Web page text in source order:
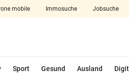
mobile Immosuche Jobsuche
Sport Gesund Ausland